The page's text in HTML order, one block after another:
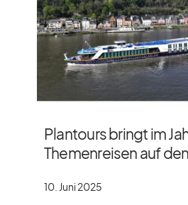
Plantours bringt im
Themenreisen auf
10. Juni 2025